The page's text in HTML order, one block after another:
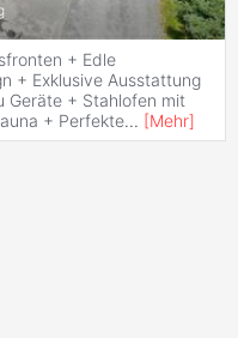
+ Edle
+ Exklusive Ausstattung
Geräte + Stahlofen mit
+ Perfekte... [Mehr]